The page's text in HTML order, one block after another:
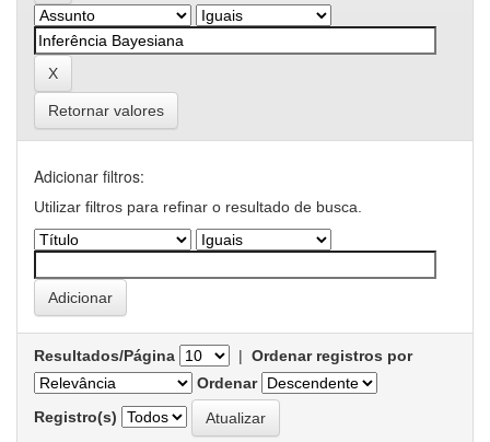
Retornar valores
Adicionar filtros:
Utilizar filtros para refinar o resultado de busca.
Resultados/Página | Ordenar registros por
Ordenar
Registro(s)